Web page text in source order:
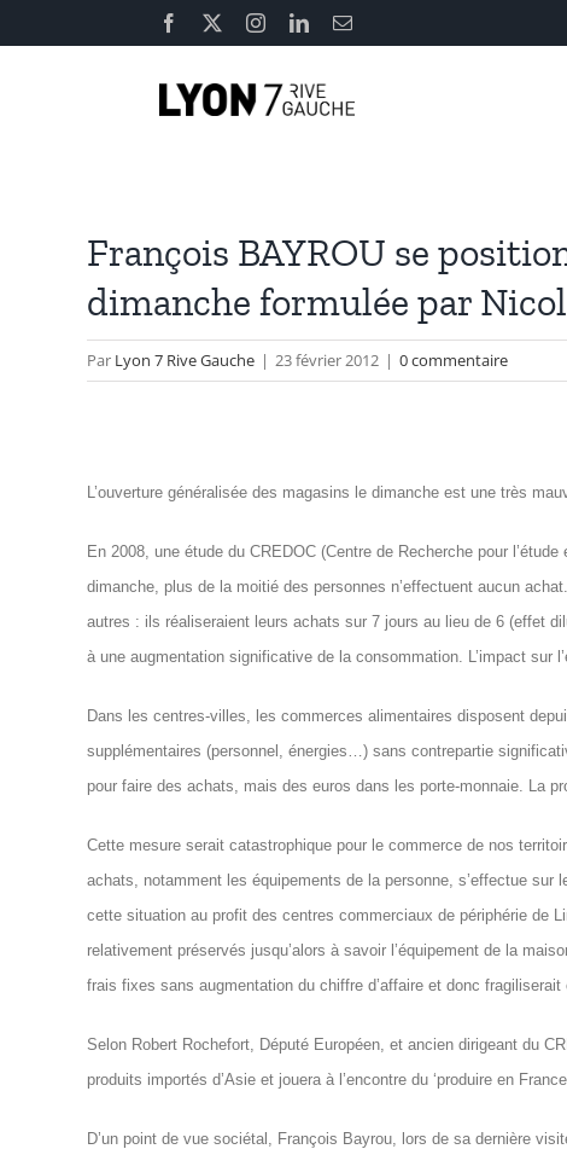
au
Facebook InstagramLinkedInEmail
François BAYROU se
dimanche formulée par
Par Lyon 7 Rive Gauche | 23 février 2012 | 0 commentaire
L’ouverture généralisée des magasins le dimanche est une très
En 2008, une étude du CREDOC (Centre de Recherche pour
dimanche, plus de la moitié des personnes n’effectuent aucun
autres : ils réaliseraient leurs achats sur 7 jours au lieu de 6 (effet
à une augmentation significative de la consommation. L’impact sur
Dans les centres-villes, les commerces alimentaires disposent
supplémentaires (personnel, énergies…) sans contrepartie
pour faire des achats, mais des euros dans les porte-monnaie. La
Cette mesure serait catastrophique pour le commerce de nos
achats, notamment les équipements de la personne, s’effectue
cette situation au profit des centres commerciaux de périphérie de
relativement préservés jusqu’alors à savoir l’équipement de la
frais fixes sans augmentation du chiffre d’affaire et donc
Selon Robert Rochefort, Député Européen, et ancien dirigeant du
produits importés d’Asie et jouera à l’encontre du ‘produire en
D’un point de vue sociétal, François Bayrou, lors de sa dernière